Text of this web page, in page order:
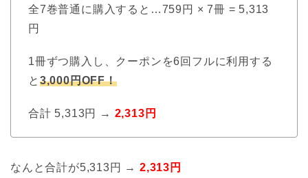
全7巻普通に購入すると…759円 × 7冊 = 5,313
円
1冊ずつ購入し、クーポンを6回フルに利用する
と 3,000円OFF！
合計 5,313円 → 2,313円
なんと合計が5,313円 → 2,313円